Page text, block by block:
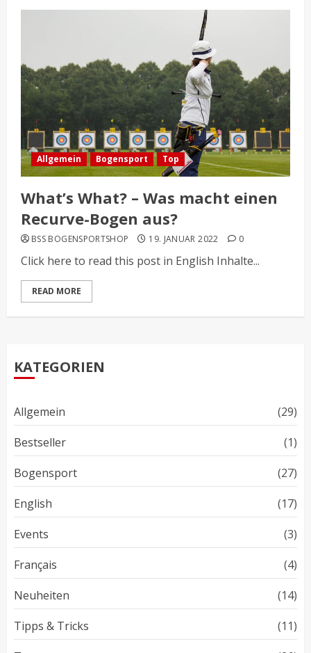
Allgemein Bogensport Top
What’s What? – Was macht einen
Recurve-Bogen aus?
BSS BOGENSPORTSHOP 19. JANUAR 2022 0
Click here to read this post in English Inhalte...
READ MORE
KATEGORIEN
Allgemein
(29)
Bestseller
(1)
Bogensport
(27)
English
(17)
Events
(3)
Français
(4)
Neuheiten
(14)
Tipps & Tricks
(11)